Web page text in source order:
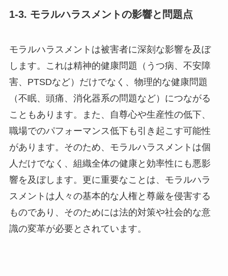
1-3. モラルハラスメントの影響と問題点
モラルハラスメントは被害者に深刻な影響を及ぼ
します。これは精神的健康問題（うつ病、不安障
害、PTSDなど）だけでなく、物理的な健康問題
（不眠、頭痛、消化器系の問題など）につながる
こともあります。また、自尊心や生産性の低下、
職場でのパフォーマンス低下も引き起こす可能性
があります。そのため、モラルハラスメントは個
人だけでなく、組織全体の健康と効率性にも悪影
響を及ぼします。更に重要なことは、モラルハラ
スメントは人々の基本的な人権と尊厳を侵害する
ものであり、そのためには法的対策や社会的な意
識の変革が必要とされています。